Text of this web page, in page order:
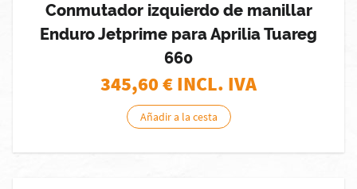
Conmutador izquierdo de manillar
Enduro Jetprime para Aprilia Tuareg
660
345,60€ INCL. IVA
Añadir a la cesta